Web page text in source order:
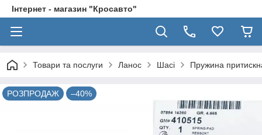
Інтернет - магазин "Кросавто"
Товари та послуги Ланос Шасі Пружина
РОЗПРОДАЖ –40%